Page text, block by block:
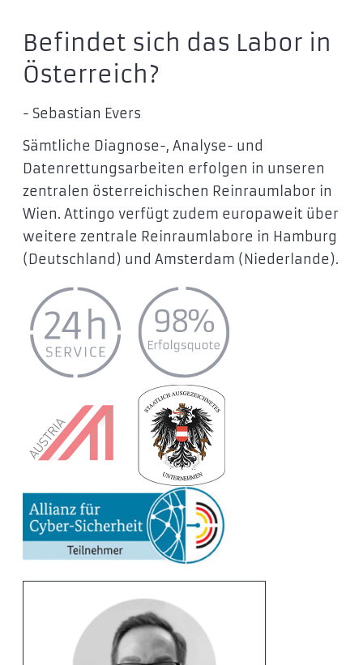
Befindet sich das Labor in
Österreich?
- Sebastian Evers
Sämtliche Diagnose-, Analyse- und
Datenrettungsarbeiten erfolgen in unseren
zentralen österreichischen Reinraumlabor in
Wien. Attingo verfügt zudem europaweit über
weitere zentrale Reinraumlabore in Hamburg
(Deutschland) und Amsterdam (Niederlande).